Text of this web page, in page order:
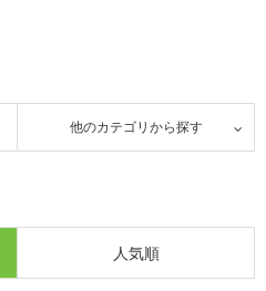
他のカテゴリから探す
人気順